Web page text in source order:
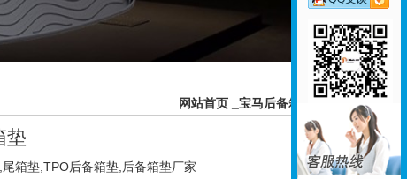
网站首页 宝马后备箱垫
垫
箱垫,TPO后备箱垫,后备箱垫厂家